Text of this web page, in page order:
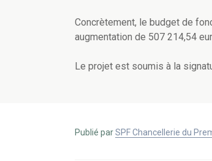
Concrètement, le budget de
augmentation de 507 214,54
Le projet est soumis à la
Publié parSPF Chancellerie du